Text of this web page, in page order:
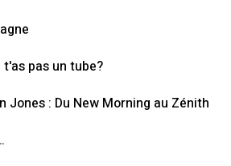
pas un tube?
Jones : Du New Morning au Zénith